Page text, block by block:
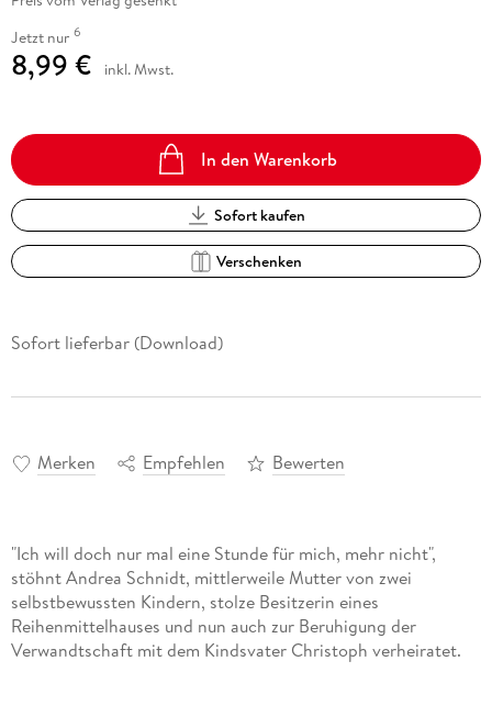
Jetzt nur 6
8,99 € inkl. Mwst.
In den Warenkorb
Sofort kaufen
Verschenken
Sofort lieferbar (Download)
Merken Empfehlen Bewerten
"Ich will doch nur mal eine Stunde für mich, mehr nicht",
stöhnt Andrea Schnidt, mittlerweile Mutter von zwei
selbstbewussten Kindern, stolze Besitzerin eines
Reihenmittelhauses und nun auch zur Beruhigung der
Verwandtschaft mit dem Kindsvater Christoph verheiratet.